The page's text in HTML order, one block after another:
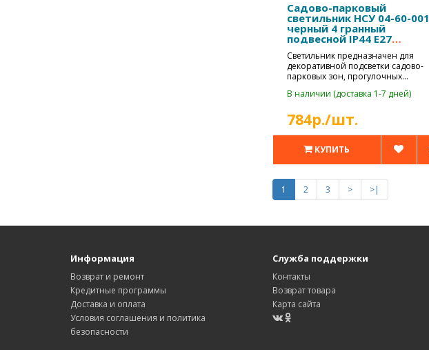
Садово-парковый
светильник НСУ 04-60-001
черный 4 гранный
подвесной IP44 Е27
max60Вт
Светильник предназначен для
декоративной подсветки садово-
парковых зон, прогулочных
В наличии (доставка 1-7 дней)
784р./шт.
КУПИТЬ
1 2 3 > >|
Информация
Возврат и ремонт
Кредитные программы
Доставка и оплата
Условия соглашения и политика
безопасности
Служба поддержки
Контакты
Возврат товара
Карта сайта